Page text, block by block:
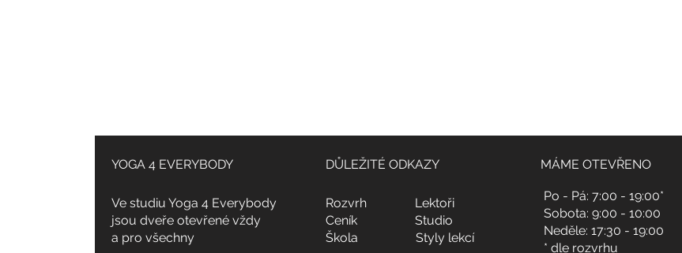
YOGA 4 EVERYBODY
Ve studiu Yoga 4 Everybody
jsou dveře otevřené vždy
a pro všechny
DŮLEŽITÉ ODKAZY
Rozvrh
Ceník
Lektoři
Studio
Škola
Styly lekcí
MÁME OTEVŘENO
Po - Pá: 7:00 - 19:00*
Sobota: 9:00 - 10:00
Neděle: 17:30 - 19:00
* dle rozvrhu